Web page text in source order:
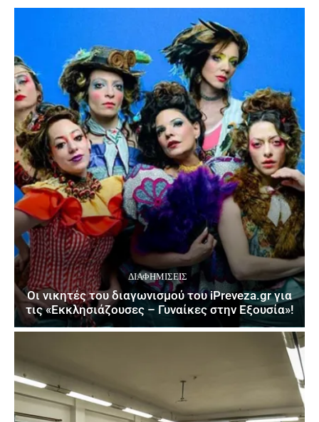
ΔΙΑΦΗΜΊΣΕΙΣ
Οι νικητές του διαγωνισμού του iPreveza.gr για
τις «Εκκλησιάζουσες – Γυναίκες στην Εξουσία»!